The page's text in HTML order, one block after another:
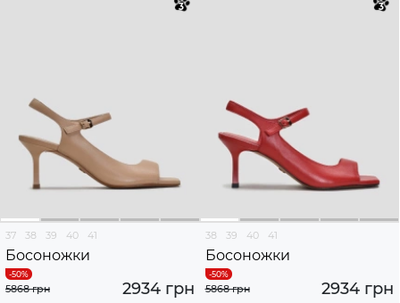
37 38 39 40 41
Босоножки
2934 грн
5868 грн
38 39 40 41
Босоножки
2934 грн
5868 грн